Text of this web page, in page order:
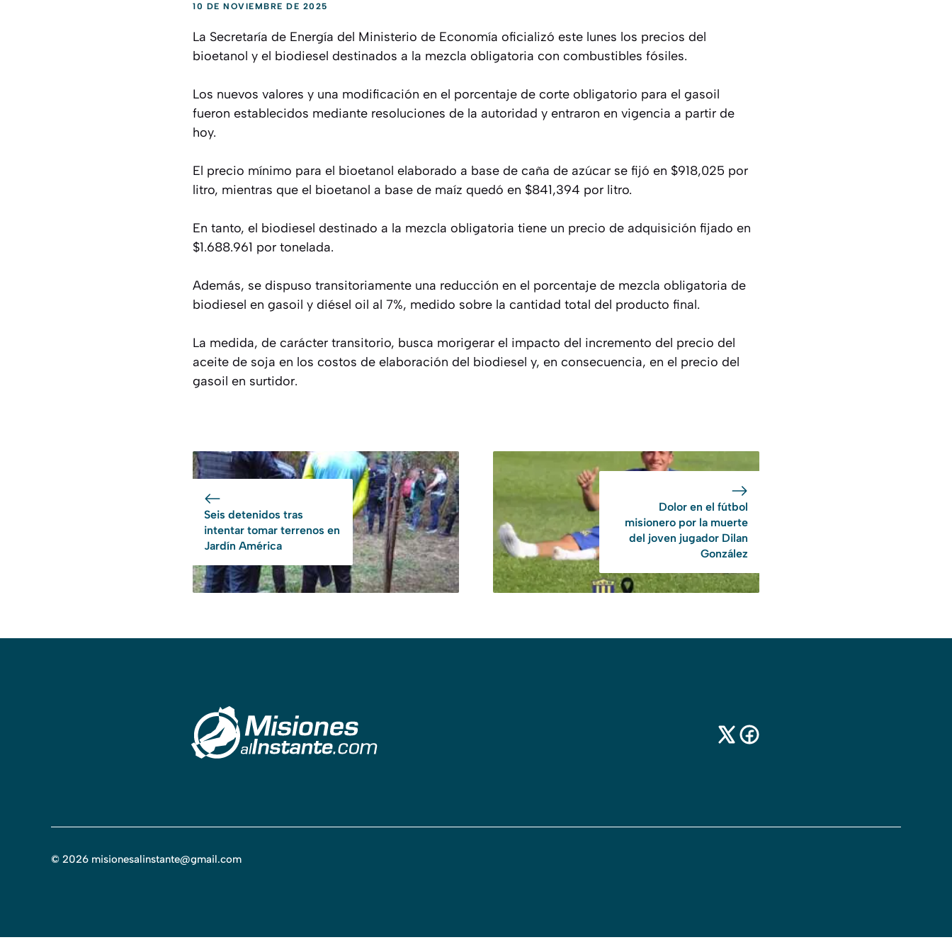
10 DE NOVIEMBRE DE 2025
La Secretaría de Energía del Ministerio de Economía oficializó este lunes los precios del
bioetanol y el biodiesel destinados a la mezcla obligatoria con combustibles fósiles.
Los nuevos valores y una modificación en el porcentaje de corte obligatorio para el gasoil
fueron establecidos mediante resoluciones de la autoridad y entraron en vigencia a partir de
hoy.
El precio mínimo para el bioetanol elaborado a base de caña de azúcar se fijó en $918,025 por
litro, mientras que el bioetanol a base de maíz quedó en $841,394 por litro.
En tanto, el biodiesel destinado a la mezcla obligatoria tiene un precio de adquisición fijado en
$1.688.961 por tonelada.
Además, se dispuso transitoriamente una reducción en el porcentaje de mezcla obligatoria de
biodiesel en gasoil y diésel oil al 7%, medido sobre la cantidad total del producto final.
La medida, de carácter transitorio, busca morigerar el impacto del incremento del precio del
aceite de soja en los costos de elaboración del biodiesel y, en consecuencia, en el precio del
gasoil en surtidor.
Seis detenidos tras
intentar tomar terrenos en
Jardín América
Dolor en el fútbol
misionero por la muerte
del joven jugador Dilan
González
© 2026 misionesalinstante@gmail.com